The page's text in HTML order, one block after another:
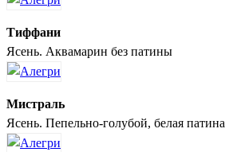
Тиффани
Ясень. Аквамарин без патины
Мистраль
Ясень. Пепельно-голубой, белая патина